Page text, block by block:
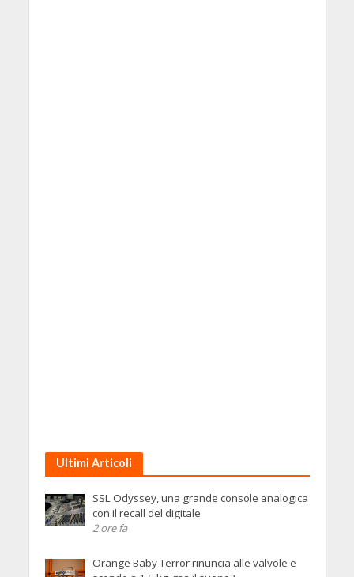
Ultimi Articoli
SSL Odyssey, una grande console analogica
con il recall del digitale
2 ore fa
Orange Baby Terror rinuncia alle valvole e